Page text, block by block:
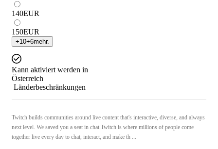
140EUR
150EUR
+10+6mehr.
Kann aktiviert werden in
Österreich
Länderbeschränkungen
Twitch builds communities around live content that's interactive, diverse, and always
next level. We saved you a seat in chat.Twitch is where millions of people come
together live every day to chat, interact, and make th ...